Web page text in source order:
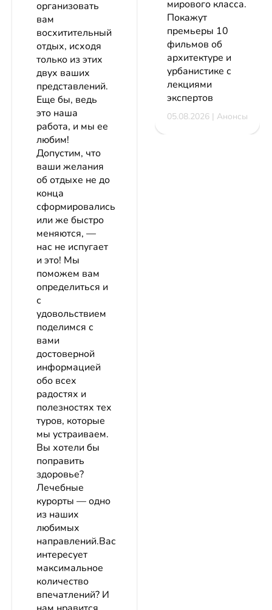
организовать
вам
восхитительный
отдых, исходя
только из этих
двух ваших
представлений.
Еще бы, ведь
это наша
работа, и мы ее
любим!
Допустим, что
ваши желания
об отдыхе не до
конца
сформировались
или же быстро
меняются, ―
нас не испугает
и это! Мы
поможем вам
определиться и
с
удовольствием
поделимся с
вами
достоверной
информацией
обо всех
радостях и
полезностях тех
туров, которые
мы устраиваем.
Вы хотели бы
поправить
здоровье?
Лечебные
курорты ― одно
из наших
любимых
направлений.Вас
интересует
максимальное
количество
впечатлений? И
мирового класса.
Покажут
премьеры 10
фильмов об
архитектуре и
урбанистике с
лекциями
экспертов
05.08.2026 | Анонсы